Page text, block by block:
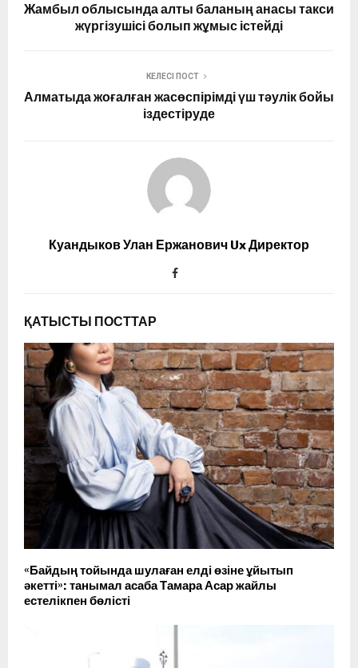
Жамбыл облысында алты баланың анасы такси
жүргізушісі болып жұмыс істейді
КЕЛЕСІ ПОСТ
Алматыда жоғалған жасөспірімді үш тәулік бойы
іздестіруде
Куандыков Улан Ержанович Ux Директор
ҚАТЫСТЫ ПОСТТАР
«Байдың тойында шулаған елді өзіне ұйытып
әкетті»: танымал асаба Тамара Асар жайлы
естелікпен бөлісті